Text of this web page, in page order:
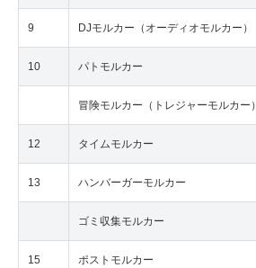
9 DJモルカー（オーディオモルカー）
10 パトモルカー
冒険モルカー（トレジャーモルカー）
12 タイムモルカー
13 ハンバーガーモルカー
ゴミ収集モルカー
15 ポストモルカー